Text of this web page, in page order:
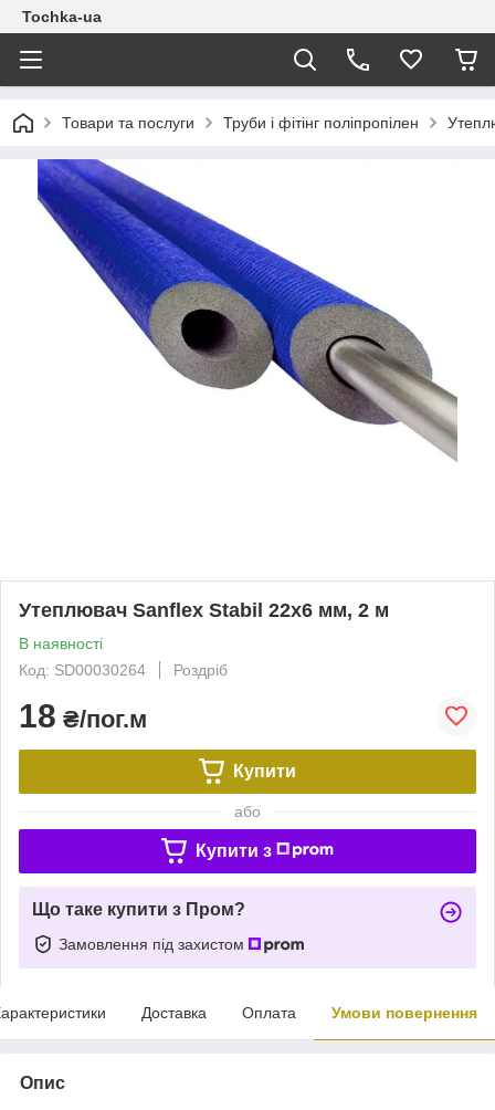
Tochka-ua
Товари та послуги Труби і фітінг поліпропілен
Утеплювач Sanflex Stabil 22х6 мм, 2 м
В наявності
Код: SD00030264
Роздріб
18 ₴/пог.м
Купити
або
Купити з
Що таке купити з Пром?
Замовлення під захистом
Доставка Оплата Умови повернення
Опис